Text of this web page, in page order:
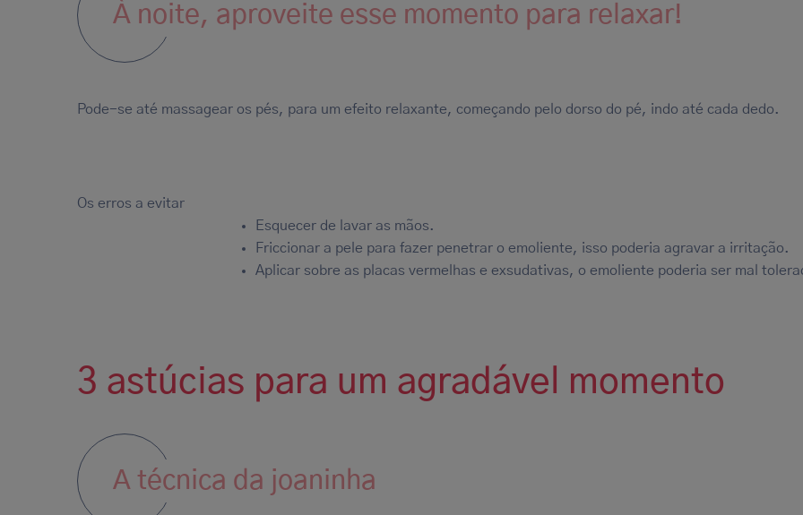
À noite, aproveite esse momento para relaxar!
Pode-se até massagear os pés, para um efeito relaxante, começando pelo dorso do pé, indo até cada dedo.
Os erros a evitar
Esquecer de lavar as mãos.
Friccionar a pele para fazer penetrar o emoliente, isso poderia agravar a irritação.
Aplicar sobre as placas vermelhas e exsudativas, o emoliente poderia ser mal
3 astúcias para um agradável momento
A técnica da joaninha